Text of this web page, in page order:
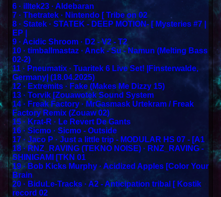
6 · illtek23 · Aldebaran
7 · Thetratek · Nintendo [ Tribe on 02
8 · Statek · STATEK - DEEP MOTION- [ Mysteries #7 |
EP |
9 · Acidic Shroom · D2 - V2 - T2
10 · timballmastaz · Anck - Su - Namun (Melting Bass
02-2)
11 · Pneumatix · Tuaritek 6 Live Set! |Finsterwalde,
Germany| (18.04.2025)
12 · Extremits · Fake (Makes Me Dizzy 15)
13 · Torvik [Zouawotek Sound System
14 · Freak Factory · MrGasmask Urtekram / Freak
Factory Remix (Zouaw 02)
15 · Krat-R · Le Revert De Gants
16 · Sicmo · Sicmo - Outside
17 · Jaco P · Just a little trip - MODULAR HS 07 - [A1
18 · RNZ_RAVING (TEKNO NOISE) · RNZ_RAVING -
SHINIGAMI [TKN 01
19 · Bob Kicks Murphy · Acidized Apples [Color Your
Brain
20 · BiduLe-Tracks · A2 - Anticipation tribal [ Kostik
record 02